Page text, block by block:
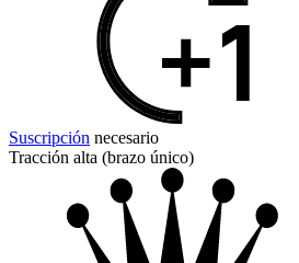
Suscripción necesario
Tracción alta (brazo único)